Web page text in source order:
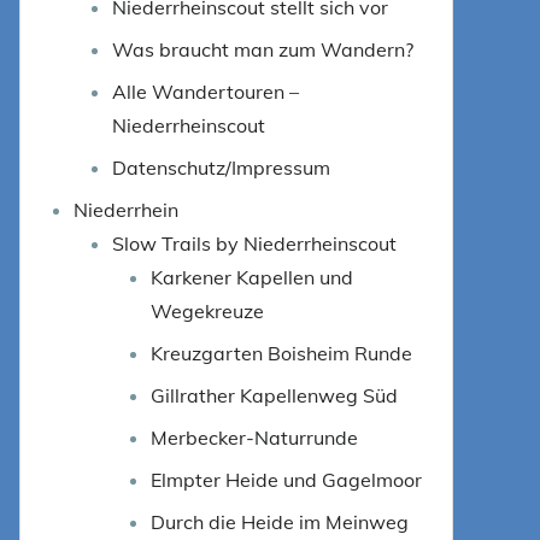
Niederrheinscout stellt sich vor
Was braucht man zum Wandern?
Alle Wandertouren –
Niederrheinscout
Datenschutz/Impressum
Niederrhein
Slow Trails by Niederrheinscout
Karkener Kapellen und
Wegekreuze
Kreuzgarten Boisheim Runde
Gillrather Kapellenweg Süd
Merbecker-Naturrunde
Elmpter Heide und Gagelmoor
Durch die Heide im Meinweg